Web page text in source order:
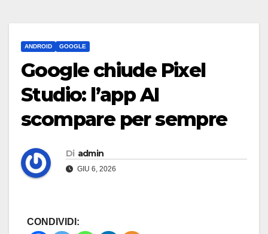
ANDROID GOOGLE
Google chiude Pixel
Studio: l’app AI
scompare per sempre
Di admin
GIU 6, 2026
CONDIVIDI: